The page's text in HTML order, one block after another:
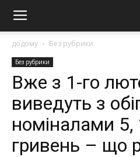
додому Без рубрики
Без рубрики
Вже з 1-го
виведуть з
номіналами 5,
гривень – що